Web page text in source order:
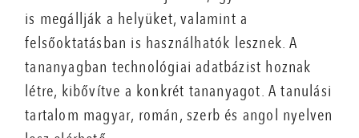
is megállják a helyüket, valamint a
felsőoktatásban is használhatók lesznek. A
tananyagban technológiai adatbázist hoznak
létre, kibővítve a konkrét tananyagot. A tanulási
tartalom magyar, román, szerb és angol nyelven